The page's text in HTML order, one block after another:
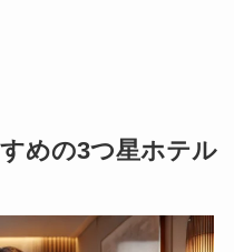
めの3つ星ホテル